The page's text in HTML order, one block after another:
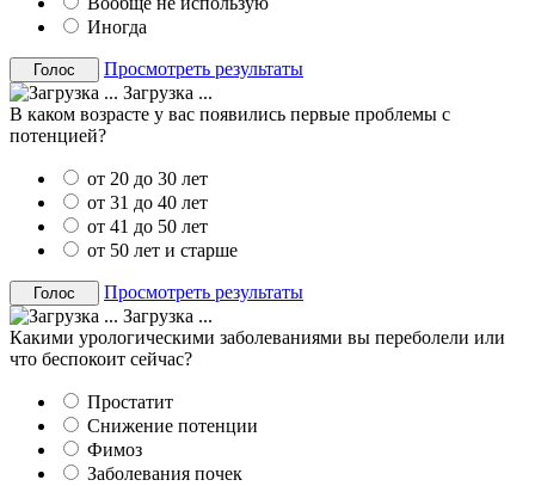
Иногда
Просмотреть результаты
Загрузка ...
В каком возрасте у вас появились первые проблемы с
потенцией?
от 20 до 30 лет
от 31 до 40 лет
от 41 до 50 лет
от 50 лет и старше
Просмотреть результаты
Загрузка ...
Какими урологическими заболеваниями вы переболели или
что беспокоит сейчас?
Простатит
Снижение потенции
Фимоз
Заболевания почек